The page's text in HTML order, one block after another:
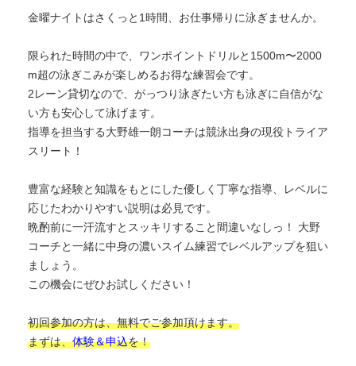
金曜ナイトはさくっと1時間、お仕事帰りに泳ぎませんか。
限られた時間の中で、ワンポイントドリルと1500m〜2000
m超の泳ぎこみが楽しめるお得な練習会です。
2レーン貸切なので、 がっつり泳ぎたい方も泳ぎに自信がな
い方も安心して泳げます。
指導を担当する大野雄一朗コーチは競泳出身の現役トライア
スリー ト！
豊富な経験と知識をもとにした優しく丁寧な指導、
レベルに
応じたわかりやすい説明は必見です。
晩酌前に一汗流すとスッキリすること間違いなしっ！ 大野
コーチと一緒に中身の濃いスイム練習でレベルアップを狙い
ま しょう。
この機会にぜひお試しください！
初回参加の方は、無料でご参加頂けます。
まずは、体験＆申込を！